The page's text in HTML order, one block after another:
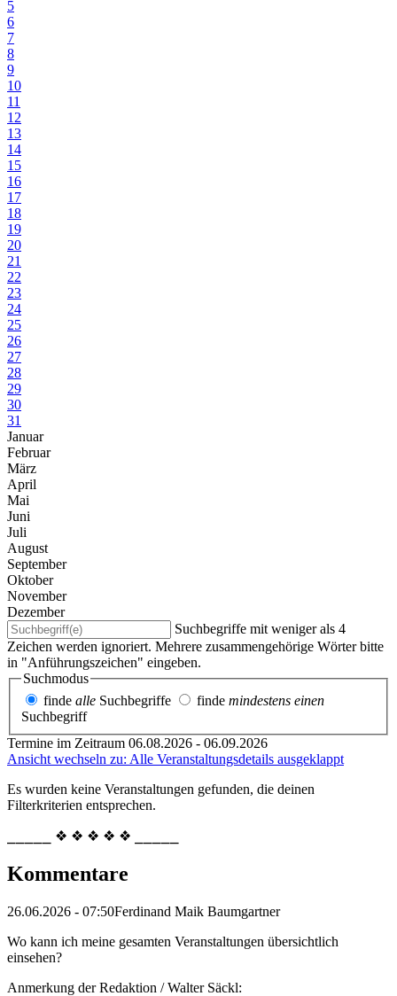
5
6
7
8
9
10
11
12
13
14
15
16
17
18
19
20
21
22
23
24
25
26
27
28
29
30
31
Januar
Februar
März
April
Mai
Juni
Juli
August
September
Oktober
November
Dezember
Suchbegriffe mit weniger als 4
Zeichen werden ignoriert. Mehrere zusammengehörige Wörter bitte
in "Anführungszeichen" eingeben.
Suchmodus
finde alle Suchbegriffe finde mindestens einen
Suchbegriff
Termine im Zeitraum 06.08.2026 - 06.09.2026
Ansicht wechseln zu: Alle Veranstaltungsdetails ausgeklappt
Es wurden keine Veranstaltungen gefunden, die deinen
Filterkriterien entsprechen.
⎯⎯⎯⎯⎯ ❖ ❖ ❖ ❖ ❖ ⎯⎯⎯⎯⎯
Kommentare
26.06.2026 - 07:50Ferdinand Maik Baumgartner
Wo kann ich meine gesamten Veranstaltungen übersichtlich
einsehen?
Anmerkung der Redaktion /Walter Säckl: